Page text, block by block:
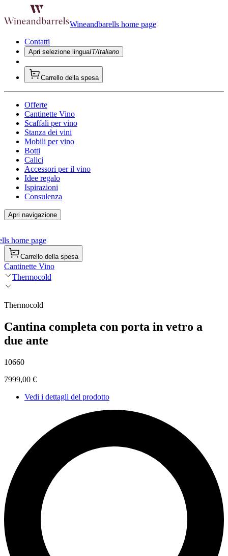
Wineandbarells home page
Contatti
Apri selezione linguaIT/Italiano
Carrello della spesa
Offerte
Cantinette Vino
Scaffali per vino
Stanza dei vini
Mobili per vino
Botti
Calici
Accessori per il vino
Idee regalo
Ispirazioni
Consulenza
Apri navigazione
home page
Carrello della spesa
Cantinette Vino
Thermocold
Thermocold
Cantina completa con porta in vetro a
due ante
10660
7999,00 €
Vedi i dettagli del prodotto